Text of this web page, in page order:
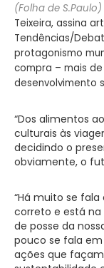
(Folha de S.Paulo)
Teixeira, assina
Tendências/
protagonismo
compra – mais de
desenvolvimento
“Dos alimentos
culturais às
decidindo o
obviamente, o
“Há muito se
correto e está na
de posse da
pouco se fala
ações que